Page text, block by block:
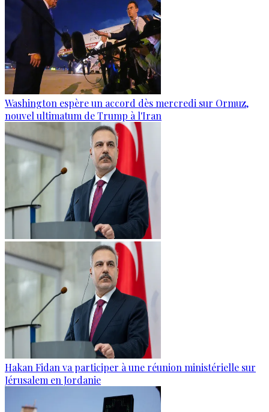
Washington espère un accord dès mercredi sur Ormuz,
nouvel ultimatum de Trump à l'Iran
Hakan Fidan va participer à une réunion ministérielle sur
Jérusalem en Jordanie